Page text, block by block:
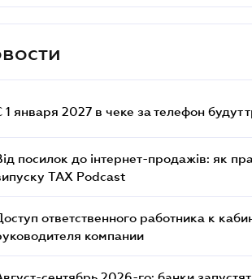
1 января 2027 в чеке за телефон будут
посилок до інтернет-продажів: як
TAX Podcast
ответственного работника к
компании